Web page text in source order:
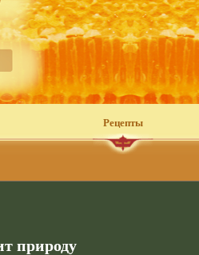
Рецепты
природу